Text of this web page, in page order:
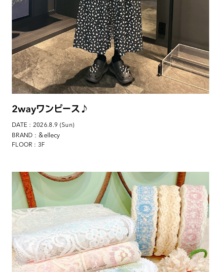
2wayワンピース♪
DATE : 2026.8.9 (Sun)
BRAND : ＆ellecy
FLOOR : 3F